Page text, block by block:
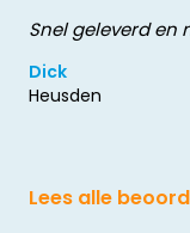
Snel geleverd en
Dick
Heusden
Lees alle